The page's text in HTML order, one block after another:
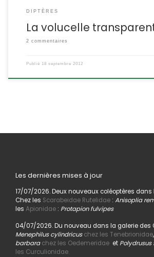
DIPTÈRES
La volucelle
2 commentaires
Publié 18 septembre 2012
Les dernières mises à jour
17/07/2026. Deux nouveaux coléoptères dans
Chez les Scarabeidae Rutelidae: Anisoplia
les Apionidae: Protapion fulvipes
04/07/2026. Du nouveau dans la galerie des
Menephilus cylindricus chez les Tenebrionidae,
barbara chez les Oedemeridaeet Polydrusus
les Curculionidae.